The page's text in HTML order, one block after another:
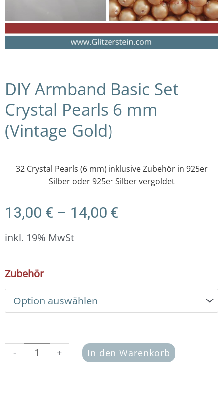
DIY Armband Basic Set
Crystal Pearls 6 mm
(Vintage Gold)
32 Crystal Pearls (6 mm) inklusive Zubehör in 925er
Silber oder 925er Silber vergoldet
13,00 € – 14,00 €
inkl. 19% MwSt
Zubehör
-
DIY
Armband
Basic
Set
Crystal
6
mm
(Vintage
+ In den Warenkorb